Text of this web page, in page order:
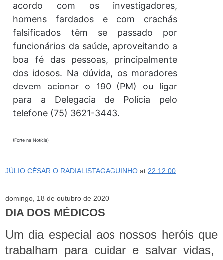
acordo com os investigadores,
homens fardados e com crachás
falsificados têm se passado por
funcionários da saúde, aproveitando a
boa fé das pessoas, principalmente
dos idosos. Na dúvida, os moradores
devem acionar o 190 (PM) ou ligar
para a Delegacia de Polícia pelo
telefone (75) 3621-3443.
(Forte na Notícia)
JÚLIO CÉSAR O RADIALISTAGAGUINHO at 22:12:00
domingo, 18 de outubro de 2020
DIA DOS MÉDICOS
Um dia especial aos nossos heróis que
trabalham para cuidar e salvar vidas,